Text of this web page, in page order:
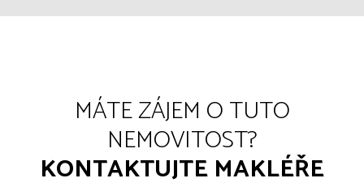
MÁTE ZÁJEM O TUTO
NEMOVITOST?
KONTAKTUJTE MAKLÉŘE